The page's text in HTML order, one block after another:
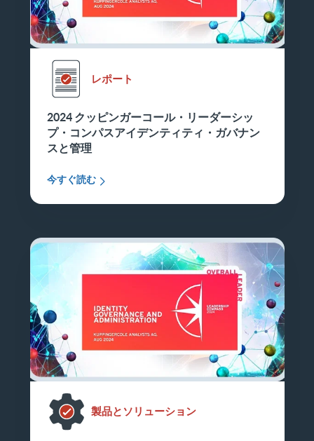
レポート
2024 クッピンガーコール・リーダーシッ
プ・コンパスアイデンティティ・ガバナン
スと管理
今すぐ読む
製品とソリューション